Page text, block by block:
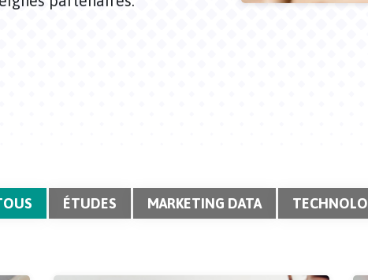
ÉTUDES MARKETING DATA